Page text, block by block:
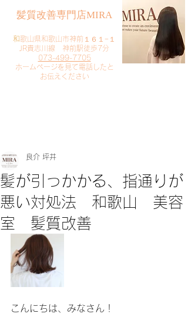
​髪質改善専門店MIRA
​和歌山県和歌山市神前１６１−１
JR貴志川線 神前駅徒歩7分
073-499-7705
​ホームページを見て電話したと
お伝えください
髪が引っかかる、指通りが
悪い対処法 和歌山 美容
室 髪質改善
良介 坪井
こんにちは、みなさん！